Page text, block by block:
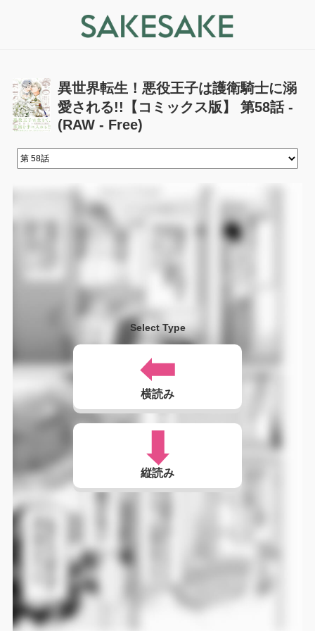
異世界転生！悪役王子は護衛騎士に溺
愛される!!【コミックス版】 第58話 -
(RAW - Free)
Select Type
横読み
縦読み